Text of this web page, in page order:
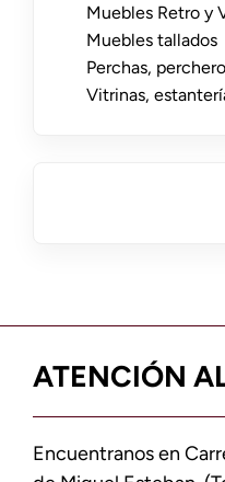
Muebles Retro y
Muebles tallados
Perchas,
Vitrinas,
ATENCIÓN
Encuentranos en